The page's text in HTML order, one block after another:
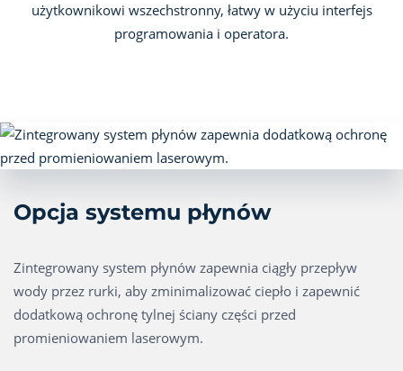
użytkownikowi wszechstronny, łatwy w użyciu interfejs
programowania i operatora.
Opcja systemu płynów
Zintegrowany system płynów zapewnia ciągły przepływ
wody przez rurki, aby zminimalizować ciepło i zapewnić
dodatkową ochronę tylnej ściany części przed
promieniowaniem laserowym.